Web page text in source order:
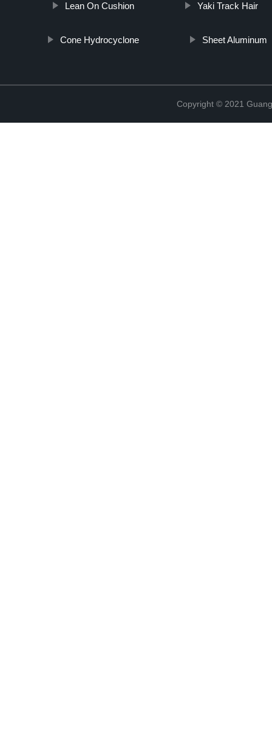
Lean On Cushion Yaki Track Hair
Cone Hydrocyclone Sheet Aluminum
Copyright © 2021